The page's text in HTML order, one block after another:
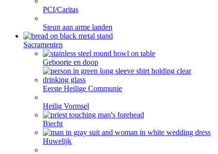
PCI/Caritas
Steun aan arme landen
Sacramenten
Geboorte en doop
Eerste Heilige Communie
Heilig Vormsel
Biecht
Huwelijk